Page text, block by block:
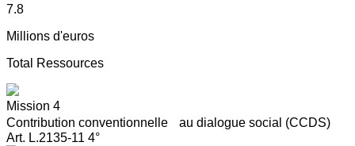
7.8
Millions d'euros
Total Ressources
Mission 4
Contribution conventionnelle au dialogue social (CCDS)
Art. L.2135-11 4°